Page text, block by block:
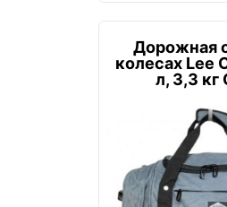
Дорожная
колесах Lee
л, 3,3 кг